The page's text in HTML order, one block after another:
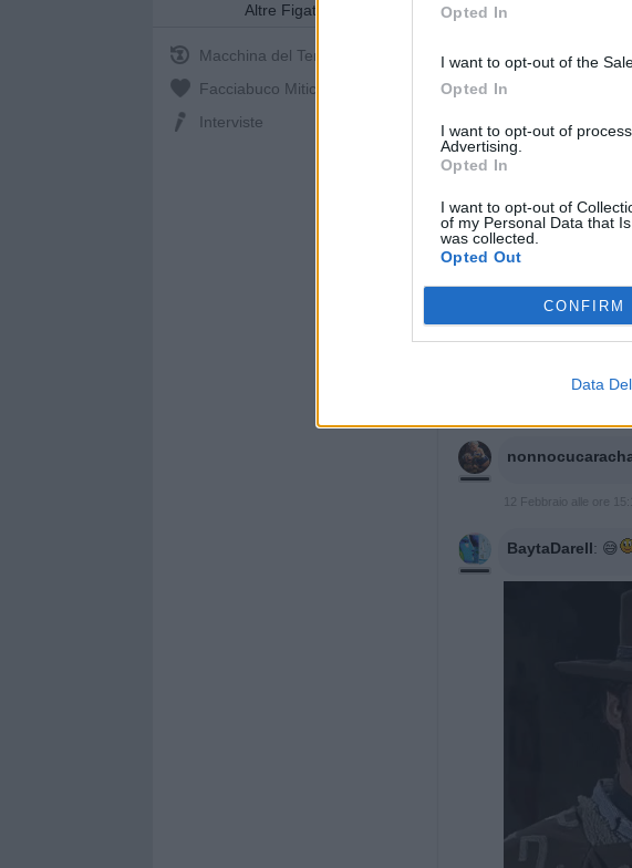
Opted In
I want to opt-out of the
Opted In
I want to opt-out of
Advertising.
Opted In
I want to opt-out of
of my Personal Data that
was collected.
Opted Out
CONFIRM
Data
Altre Figate
Macchina del Tempo
Facciabuco Mitic
Interviste
Gimlet :Mi sa
PAOLA63
12 Febbraio alle ore
BaytaDarell: 😅